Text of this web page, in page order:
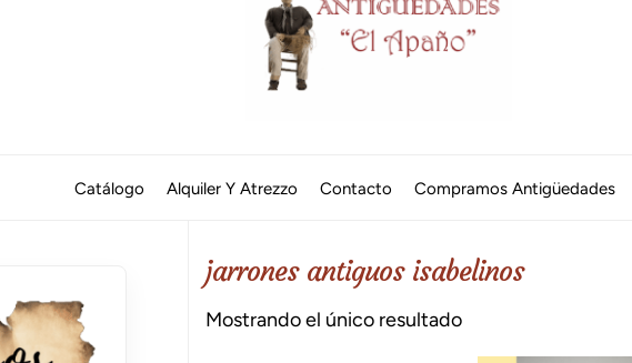
El
Catálogo Alquiler Y Atrezzo Contacto Compramos Antigüedades
jarrones antiguos isabelinos
Mostrando el único resultado